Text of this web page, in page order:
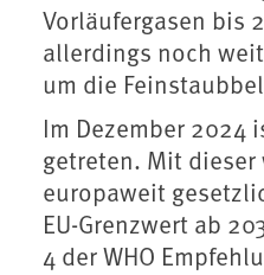
Vorläufergasen bis
allerdings noch
um die
Im Dezember
getreten. Mit dieser
europaweit
EU-Grenzwert ab
4 der WHO